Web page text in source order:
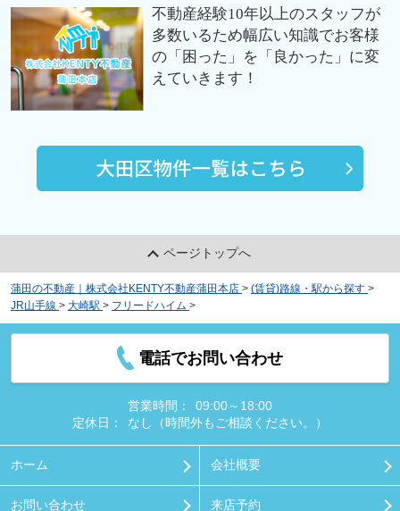
約1668m／21分
じゃんぼ焼鳥 鳥貴族 大井町西口店
約1627m／21分
名物家
約1623m／21分
約1658m／21分
不動産経験10年以上のスタッフが
多数いるため幅広い知識でお客様
の「困った」を「良かった」に変
えていきます！
ページトップへ
蒲田の不動産｜株式会社KENTY不動産蒲田本店 > (賃貸)路線・駅から探す >
JR山手線 > 大崎駅 > フリードハイム >
電話でお問い合わせ
営業時間：
09:00～18:00
定休日：
なし（時間外もご相談ください。）
ホーム 会社概要
お問い合わせ 来店予約